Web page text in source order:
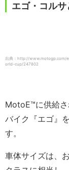
エゴ・コルサ
出典：http://
orld-cup/247802
MotoE™️に供給
バイク『エゴ』
す。
車体サイズは、